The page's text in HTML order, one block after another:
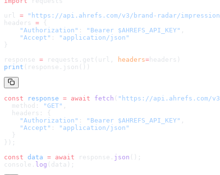
url = " https://api.ahrefs.com/v3/brand-radar/
headers = {
    "Authorization"
: "Bearer $AHREFS_API_KEY" ,
    "Accept"
:
"application/json"
}
response = requests.get(url, headers= headers )
print (response.json())
const response = await fetch ( " https://api.ahrefs.com/
  method:
"GET" ,
  headers: {
    "Authorization"
: "Bearer $AHREFS_API_KEY" ,
    "Accept"
:
"application/json"
  }
});
const data = await response. json ();
console. log (data);